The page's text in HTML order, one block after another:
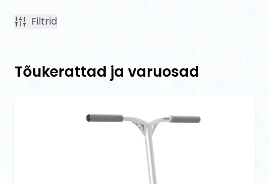
Filtrid
Tõukerattad ja varuosad